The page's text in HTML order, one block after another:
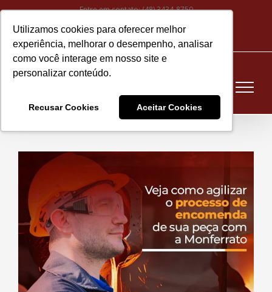
Utilizamos cookies para oferecer melhor
experiência, melhorar o desempenho, analisar
como você interage em nosso site e
personalizar conteúdo.
Recusar Cookies Aceitar Cookies
Ir
para
conteúdo
Entre em contato:(48) 3434-8750
Instagram
mail
Larger
Image